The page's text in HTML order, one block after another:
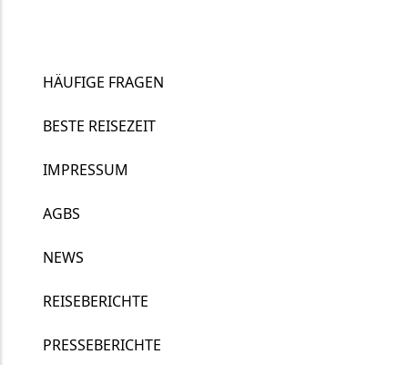
HÄUFIGE FRAGEN
BESTE REISEZEIT
IMPRESSUM
AGBS
NEWS
REISEBERICHTE
PRESSEBERICHTE